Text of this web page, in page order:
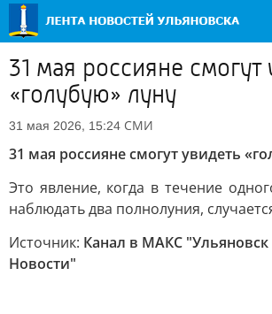
31 мая россияне смогут
«голубую» луну
31 мая 2026, 15:24 СМИ
31 мая россияне смогут увидеть
Это явление, когда в течение
наблюдать два полнолуния,
Источник: Канал в МАКС "Ульяновск
Новости"